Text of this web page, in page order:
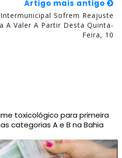
Artigo mais antigo
Sofrem Reajuste
A Valer A Partir Desta Quinta-
Feira, 10
toxicológico para primeira
categorias A e B na Bahia